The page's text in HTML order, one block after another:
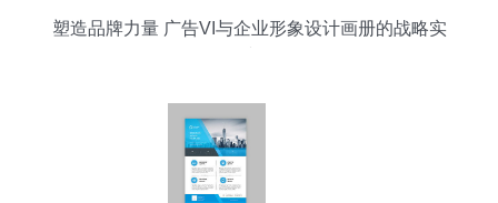
塑造品牌力量 广告VI与企业形象设计画册的战略实